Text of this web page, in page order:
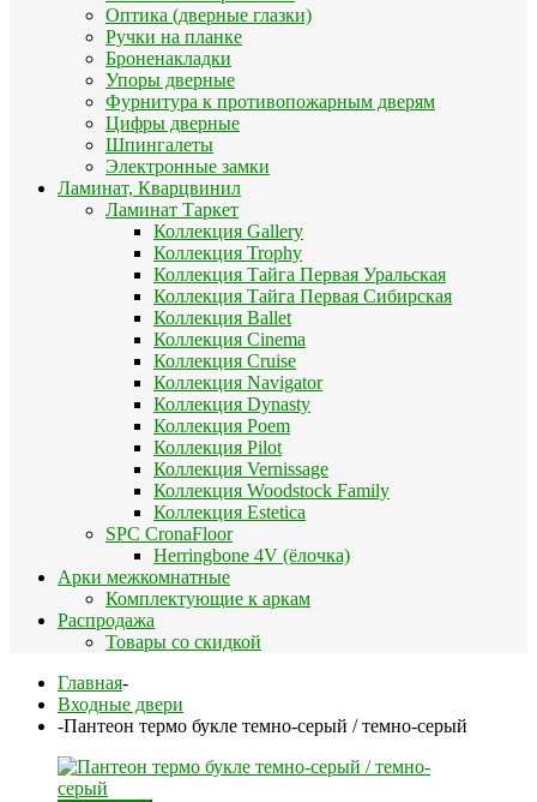
Оптика (дверные глазки)
Ручки на планке
Броненакладки
Упоры дверные
Фурнитура к противопожарным дверям
Цифры дверные
Шпингалеты
Электронные замки
Ламинат, Кварцвинил
Ламинат Таркет
Коллекция Gallery
Коллекция Trophy
Коллекция Тайга Первая Уральская
Коллекция Тайга Первая Сибирская
Коллекция Ballet
Коллекция Cinema
Коллекция Cruise
Коллекция Navigator
Коллекция Dynasty
Коллекция Poem
Коллекция Pilot
Коллекция Vernissage
Коллекция Woodstock Family
Коллекция Estetica
SPC CronaFloor
Herringbone 4V (ёлочка)
Арки межкомнатные
Комплектующие к аркам
Распродажа
Товары со скидкой
Главная-
Входные двери
-Пантеон термо букле темно-серый / темно-серый